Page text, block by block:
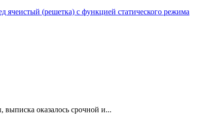
(решетка) с функцией статического режима
оказалось срочной и...